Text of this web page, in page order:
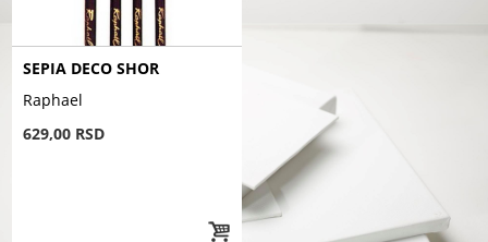
SEPIA DECO SHOR
Raphael
629,00 RSD